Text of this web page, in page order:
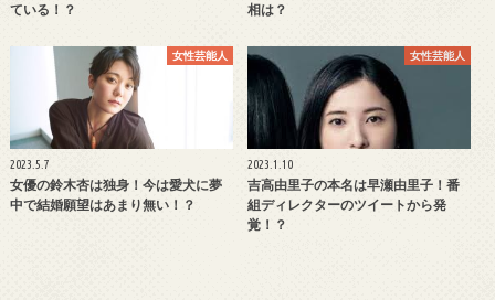
ている！？
相は？
女性芸能人
2023.5.7
女優の鈴木杏は独身！今は愛犬に夢
中で結婚願望はあまり無い！？
女性芸能人
2023.1.10
吉高由里子の本名は早瀬由里子！番
組ディレクターのツイートから発
覚！？